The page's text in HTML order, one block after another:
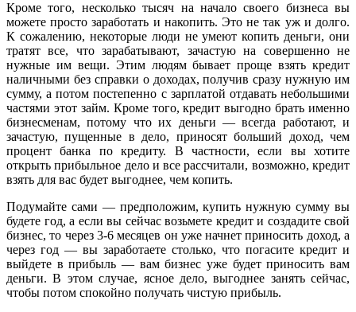
Кроме того, несколько тысяч на начало своего бизнеса вы
можете просто заработать и накопить. Это не так уж и долго.
К сожалению, некоторые люди не умеют копить деньги, они
тратят все, что зарабатывают, зачастую на совершенно не
нужные им вещи. Этим людям бывает проще взять кредит
наличными без справки о доходах, получив сразу нужную им
сумму, а потом постепенно с зарплатой отдавать небольшими
частями этот займ. Кроме того, кредит выгодно брать именно
бизнесменам, потому что их деньги — всегда работают, и
зачастую, пущенные в дело, приносят больший доход, чем
процент банка по кредиту. В частности, если вы хотите
открыть прибыльное дело и все рассчитали, возможно, кредит
взять для вас будет выгоднее, чем копить.
Подумайте сами — предположим, купить нужную сумму вы
будете год, а если вы сейчас возьмете кредит и создадите свой
бизнес, то через 3-6 месяцев он уже начнет приносить доход, а
через год — вы заработаете столько, что погасите кредит и
выйдете в прибыль — вам бизнес уже будет приносить вам
деньги. В этом случае, ясное дело, выгоднее занять сейчас,
чтобы потом спокойно получать чистую прибыль.